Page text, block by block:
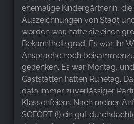
ehemalige Kindergärtnerin,
Auszeichnungen von Stadt
worden war, hatte sie einen
Bekanntheitsgrad. Es war ihr
Ansprache noch
gedenken. Es war Montag,
Gaststätten hatten Ruhetag.
dato immer zuverlässiger
Klassenfeiern. Nach meiner
SOFORT (!) ein gut